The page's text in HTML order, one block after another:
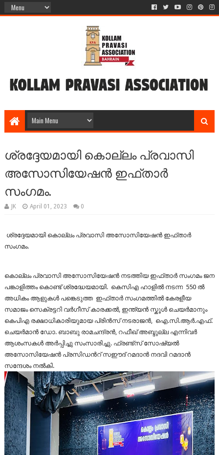
ശ്രദ്ദേയമായി കൊല്ലം പ്രവാസി
അസോസിയേഷന്‍ ഇഫ്താര്‍
സംഗമം.
JK April 01, 2023 0
ശ്രദ്ദേയമായി കൊല്ലം പ്രവാസി അസോസിയേഷന്‍ ഇഫ്താര്‍
സംഗമം.
കൊല്ലം പ്രവാസി അസോസിയേഷന്‍ നടത്തിയ ഇഫ്താര്‍ സംഗമം ജന
പങ്കാളിത്തം കൊണ്ട് ശ്രദ്ധേയമായി. കെസിഎ ഹാളില്‍ നടന്ന 550 ൽ
അധികം ആളുകൾ പങ്കെടുത്ത ഇഫ്താര്‍ സംഗമത്തില്‍ കേരളീയ
സമാജം സെക്രട്ടറി വർഗീസ് കാരക്കൽ, ഇന്ത്യന്‍ സ്കൂള്‍ ചെയര്‍മാനും
കെപിഎ രക്ഷാധികാരിയുമായ പ്രിന്‍സ് നടരാജന്‍, ഐ.സി.ആർ.എഫ്.
ചെയർമാൻ ഡോ. ബാബു രാമചന്ദ്രൻ, റഫീഖ് അബ്ദുല്ല എന്നിവര്‍
ആശംസകള്‍ അര്‍പ്പിച്ചു സംസാരിച്ചു. ഫ്രണ്ട്സ് സോഷ്യല്‍
അസോസിയേഷന്‍ പ്രസിഡന്‍റ് സഈദ് റമദാന്‍ നദവി റമദാന്‍
സന്ദേശം നല്‍കി.